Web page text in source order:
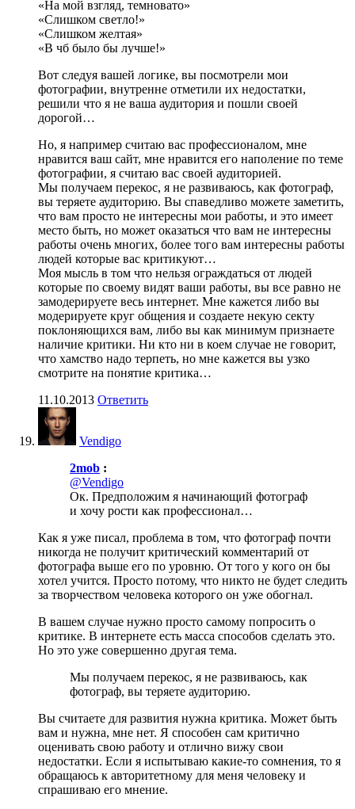
«На мой взгляд, темновато»
«Слишком светло!»
«Слишком желтая»
«В чб было бы лучше!»
Вот следуя вашей логике, вы посмотрели мои
фотографии, внутренне отметили их недостатки,
решили что я не ваша аудитория и пошли своей
дорогой…
Но, я например считаю вас профессионалом, мне
нравится ваш сайт, мне нравится его наполение по теме
фотографии, я считаю вас своей аудиторией.
Мы получаем перекос, я не развиваюсь, как фотограф,
вы теряете аудиторию. Вы спаведливо можете заметить,
что вам просто не интересны мои работы, и это имеет
место быть, но может оказаться что вам не интересны
работы очень многих, более того вам интересны работы
людей которые вас критикуют…
Моя мысль в том что нельзя ограждаться от людей
которые по своему видят ваши работы, вы все равно не
замодерируете весь интернет. Мне кажется либо вы
модерируете круг общения и создаете некую секту
поклоняющихся вам, либо вы как минимум признаете
наличие критики. Ни кто ни в коем случае не говорит,
что хамство надо терпеть, но мне кажется вы узко
смотрите на понятие критика…
11.10.2013 Ответить
Vendigo
2mob :
@Vendigo
Ок. Предположим я начинающий фотограф
и хочу рости как профессионал…
Как я уже писал, проблема в том, что фотограф почти
никогда не получит критический комментарий от
фотографа выше его по уровню. От того у кого он бы
хотел учится. Просто потому, что никто не будет следить
за творчеством человека которого он уже обогнал.
В вашем случае нужно просто самому попросить о
критике. В интернете есть масса способов сделать это.
Но это уже совершенно другая тема.
Мы получаем перекос, я не развиваюсь, как
фотограф, вы теряете аудиторию.
Вы считаете для развития нужна критика. Может быть
вам и нужна, мне нет. Я способен сам критично
оценивать свою работу и отлично вижу свои
недостатки. Если я испытываю какие-то сомнения, то я
обращаюсь к авторитетному для меня человеку и
спрашиваю его мнение.